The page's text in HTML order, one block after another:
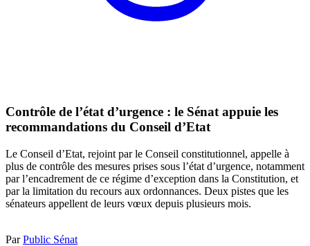
Contrôle de l’état d’urgence : le Sénat appuie les
recommandations du Conseil d’Etat
Le Conseil d’Etat, rejoint par le Conseil constitutionnel, appelle à
plus de contrôle des mesures prises sous l’état d’urgence, notamment
par l’encadrement de ce régime d’exception dans la Constitution, et
par la limitation du recours aux ordonnances. Deux pistes que les
sénateurs appellent de leurs vœux depuis plusieurs mois.
ParPublic Sénat